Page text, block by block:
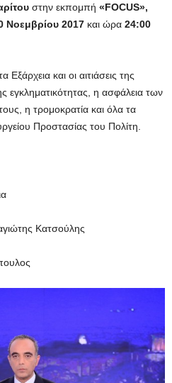
στην εκπομπή «FOCUS»,
Νοεμβρίου 2017 και ώρα 24:00
και οι αιτιάσεις της
εγκληματικότητας, η ασφάλεια των
η τρομοκρατία και όλα τα
Προστασίας του Πολίτη.
Κατσούλης